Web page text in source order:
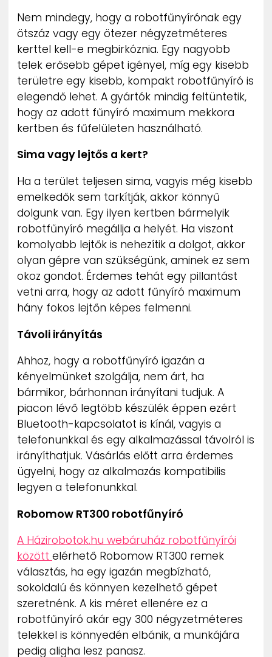
Nem mindegy, hogy a robotfűnyírónak egy
ötszáz vagy egy ötezer négyzetméteres
kerttel kell-e megbirkóznia. Egy nagyobb
telek erősebb gépet igényel, míg egy kisebb
területre egy kisebb, kompakt robotfűnyíró is
elegendő lehet. A gyártók mindig feltüntetik,
hogy az adott fűnyíró maximum mekkora
kertben és fűfelületen használható.
Sima vagy lejtős a kert?
Ha a terület teljesen sima, vagyis még kisebb
emelkedők sem tarkítják, akkor könnyű
dolgunk van. Egy ilyen kertben bármelyik
robotfűnyíró megállja a helyét. Ha viszont
komolyabb lejtők is nehezítik a dolgot, akkor
olyan gépre van szükségünk, aminek ez sem
okoz gondot. Érdemes tehát egy pillantást
vetni arra, hogy az adott fűnyíró maximum
hány fokos lejtőn képes felmenni.
Távoli irányítás
Ahhoz, hogy a robotfűnyíró igazán a
kényelmünket szolgálja, nem árt, ha
bármikor, bárhonnan irányítani tudjuk. A
piacon lévő legtöbb készülék éppen ezért
Bluetooth-kapcsolatot is kínál, vagyis a
telefonunkkal és egy alkalmazással távolról is
irányíthatjuk. Vásárlás előtt arra érdemes
ügyelni, hogy az alkalmazás kompatibilis
legyen a telefonunkkal.
Robomow RT300 robotfűnyíró
A Házirobotok.hu webáruház robotfűnyírói
között elérhető Robomow RT300 remek
választás, ha egy igazán megbízható,
sokoldalú és könnyen kezelhető gépet
szeretnénk. A kis méret ellenére ez a
robotfűnyíró akár egy 300 négyzetméteres
telekkel is könnyedén elbánik, a munkájára
pedig aligha lesz panasz.